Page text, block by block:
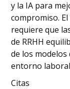
y la IA para
compromiso.
requiere que
de RRHH
de los
entorno
Citas